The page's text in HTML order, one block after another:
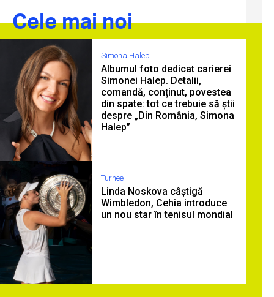
Cele mai noi
Simona Halep
Albumul foto dedicat carierei
Simonei Halep. Detalii,
comandă, conținut, povestea
din spate: tot ce trebuie să știi
despre „Din România, Simona
Halep”
Turnee
Linda Noskova câștigă
Wimbledon, Cehia introduce
un nou star în tenisul mondial